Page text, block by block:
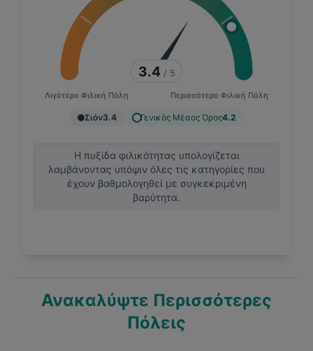
3.4 / 5
Λιγότερο Φιλική Πόλη Περισσότερο Φιλική Πόλη
Σιόν3.4 Γενικός Μέσος Όρος4.2
Η πυξίδα φιλικότητας υπολογίζεται
λαμβάνοντας υπόψιν όλες τις κατηγορίες που
έχουν βαθμολογηθεί με συγκεκριμένη
βαρύτητα.
Ανακαλύψτε Περισσότερες
Πόλεις